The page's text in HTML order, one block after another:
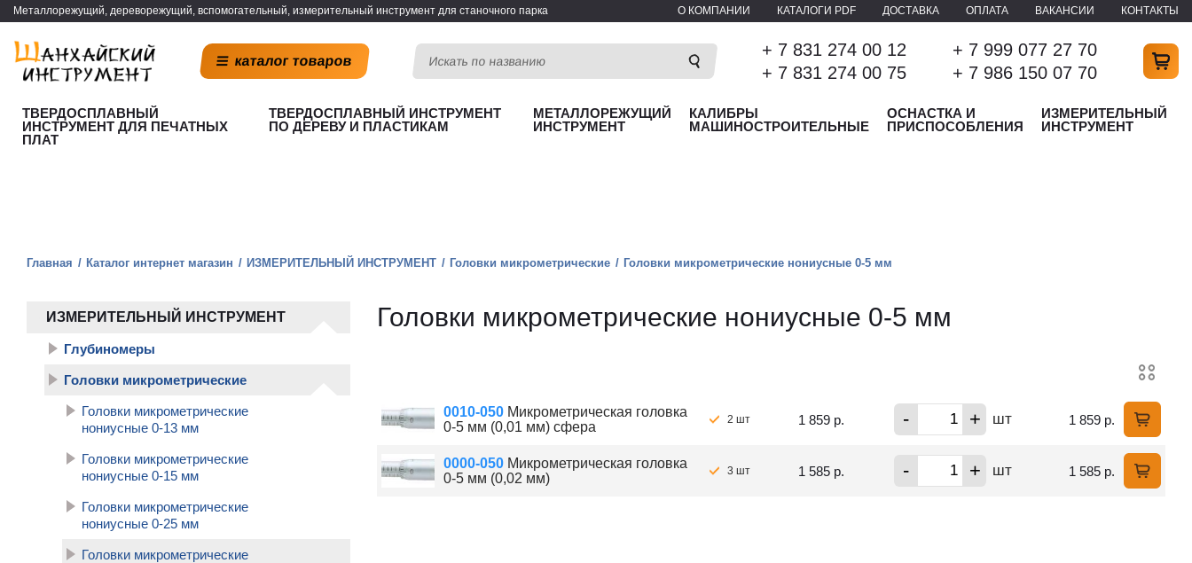
Металлорежущий, дереворежущий, вспомогательный, измерительный инструмент для станочного парка О КОМПАНИИ КАТАЛОГИ PDF ДОСТАВКА ОПЛАТА ВАКАНСИИ КОНТАКТЫ
каталог товаров
+ 7 831 274 00 12
+ 7 831 274 00 75
+ 7 999 077 27 70
+ 7 986 150 07 70
ТВЕРДОСПЛАВНЫЙ
ИНСТРУМЕНТ ДЛЯ ПЕЧАТНЫХ
ПЛАТ
ТВЕРДОСПЛАВНЫЙ ИНСТРУМЕНТ
ПО ДЕРЕВУ И ПЛАСТИКАМ
МЕТАЛЛОРЕЖУЩИЙ
ИНСТРУМЕНТ
КАЛИБРЫ
МАШИНОСТРОИТЕЛЬНЫЕ
ОСНАСТКА И
ПРИСПОСОБЛЕНИЯ
ИЗМЕРИТЕЛЬНЫЙ
ИНСТРУМЕНТ
Главная Каталог интернет магазин ИЗМЕРИТЕЛЬНЫЙ ИНСТРУМЕНТ Головки микрометрические Головки микрометрические нониусные 0-5 мм
ИЗМЕРИТЕЛЬНЫЙ ИНСТРУМЕНТ
Глубиномеры
Головки микрометрические
Головки микрометрические
нониусные 0-13 мм
Головки микрометрические
нониусные 0-15 мм
Головки микрометрические
нониусные 0-25 мм
Головки микрометрические
Головки микрометрические нониусные 0-5 мм
0010-050 Микрометрическая головка
0-5 мм (0,01 мм) сфера
2 шт 1 859 р. - + шт 1 859 р.
0000-050 Микрометрическая головка
0-5 мм (0,02 мм)
3 шт 1 585 р. - + шт 1 585 р.